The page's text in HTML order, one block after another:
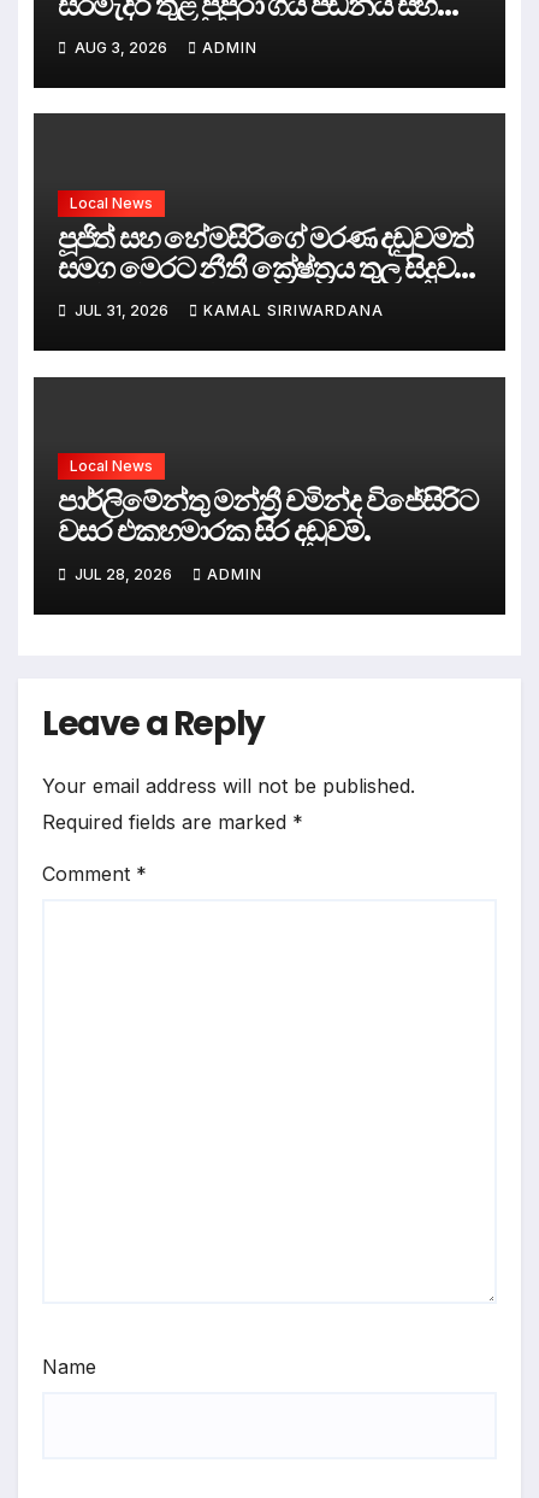
පලිගැනීමේ දේශපාලනය
AUG 3, 2026 ADMIN
Local News
පූජිත් සහ හේමසිරිගේ මරණ දඩුවමත්
සමග මෙරට නීතී ක්‍රේෂ්ත්‍රය තුල සිදුව
ඇත්තේ කුමක්ද ?
JUL 31, 2026 KAMAL SIRIWARDANA
Local News
පාර්ලිමේන්තු මන්ත්‍රී චමින්ද විජේසිරිට
වසර එකහමාරක සිර දඬුවම්.
JUL 28, 2026 ADMIN
Leave a Reply
Your email address will not be published.
Required fields are marked *
Comment *
Name